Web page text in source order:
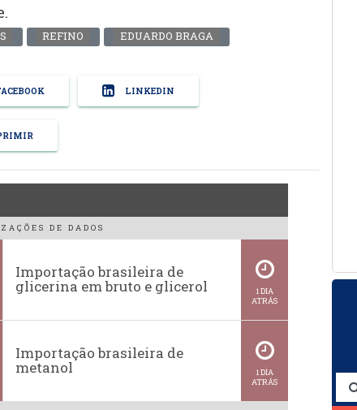
REFINO EDUARDO BRAGA
LINKEDIN
DE DADOS
Importação brasileira de
glicerina em bruto e glicerol
1 DIA
ATRÁS
Importação brasileira de
metanol
1 DIA
ATRÁS